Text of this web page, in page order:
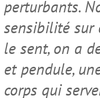
perturbants.
sensibilité sur
le sent, on a
et pendule,
corps qui